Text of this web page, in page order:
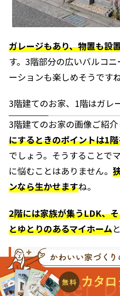
ガレージもあり、物置も設
す。3階部分の広いバルコ
ーションも楽しめそうですね
3階建てのお家、1階はガレ
3階建てのお家の画像ご紹介
にするときのポイントは1
でしょう。そうすることで
に悩むことはありません。
ンなら生かせますね。
2階には家族が集うLDK、
とゆとりのあるマイホーム
まとめ